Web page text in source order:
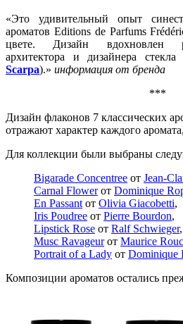
«Это удивительный опыт
ароматов Editions de Parfums
цвете. Дизайн вдохновлен
архитектора и дизайнера
Scarpa).» информация от бренда
***
Дизайн флаконов 7 классических
отражают характер каждого
Для коллекции были выбраны
Bigarade Concentree от Jean-
Carnal Flowerот Dominique
En Passant от Olivia Giacobetti,
Iris Poudree от Pierre Bourdon,
Lipstick Rose от Ralf Schwieger,
Musc Ravageurот Maurice
Portrait of a Lady от Dominique
Композиции ароматов остались